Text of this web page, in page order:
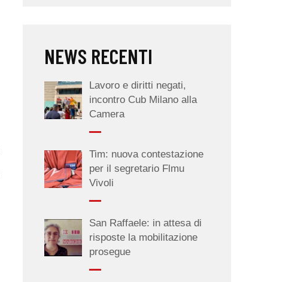
NEWS RECENTI
Lavoro e diritti negati,
incontro Cub Milano alla
Camera
Tim: nuova contestazione
per il segretario Flmu
Vivoli
San Raffaele: in attesa di
risposte la mobilitazione
prosegue